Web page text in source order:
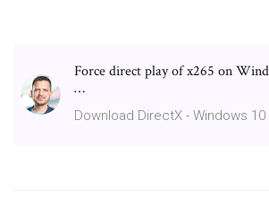
Force direct play of x265 on
…
Download DirectX - Windows